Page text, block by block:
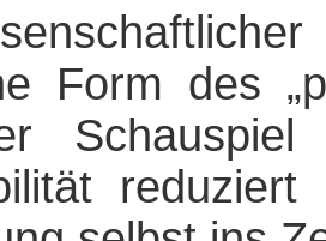
Form des
Schauspiel